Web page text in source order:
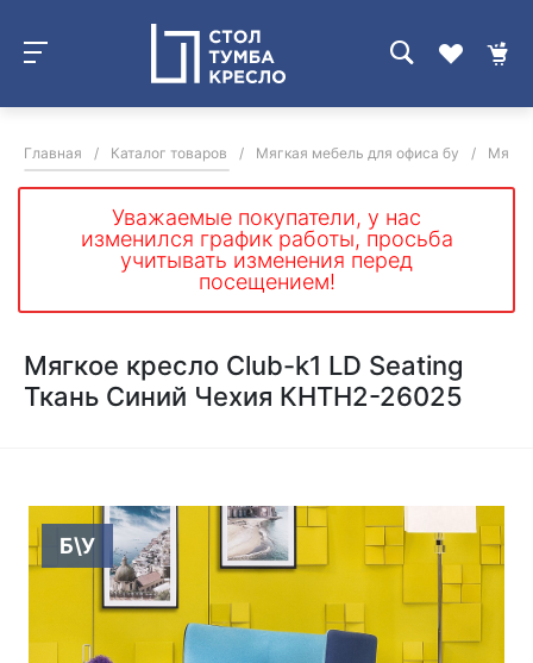
Главная / Каталог товаров / Мягкая мебель для офиса бу /
Уважаемые покупатели, у нас
изменился график работы, просьба
учитывать изменения перед
посещением!
Мягкое кресло Club-k1 LD Seating
Ткань Синий Чехия КНТН2-26025
Б\У